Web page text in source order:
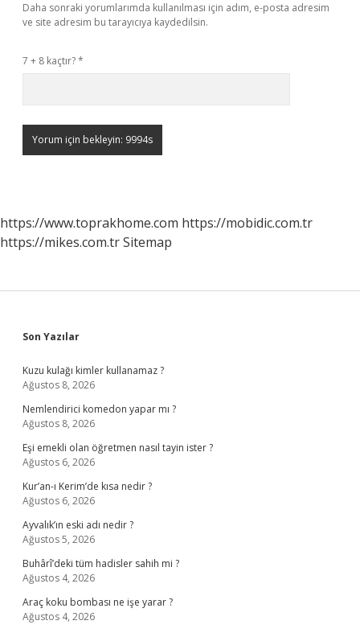
Daha sonraki yorumlarımda kullanılması için adım, e-posta adresim
ve site adresim bu tarayıcıya kaydedilsin.
7 + 8 kaçtır?*
https://www.toprakhome.com https://mobidic.com.tr
https://mikes.com.trSitemap
Sidebar
Son Yazılar
Kuzu kulağı kimler kullanamaz ?
Ağustos 8, 2026
Nemlendirici komedon yapar mı ?
Ağustos 8, 2026
Eşi emekli olan öğretmen nasıl tayin ister ?
Ağustos 6, 2026
Kur’an-ı Kerim’de kısa nedir ?
Ağustos 6, 2026
Ayvalık’ın eski adı nedir ?
Ağustos 5, 2026
Buhârî’deki tüm hadisler sahih mi ?
Ağustos 4, 2026
Araç koku bombası ne işe yarar ?
Ağustos 4, 2026